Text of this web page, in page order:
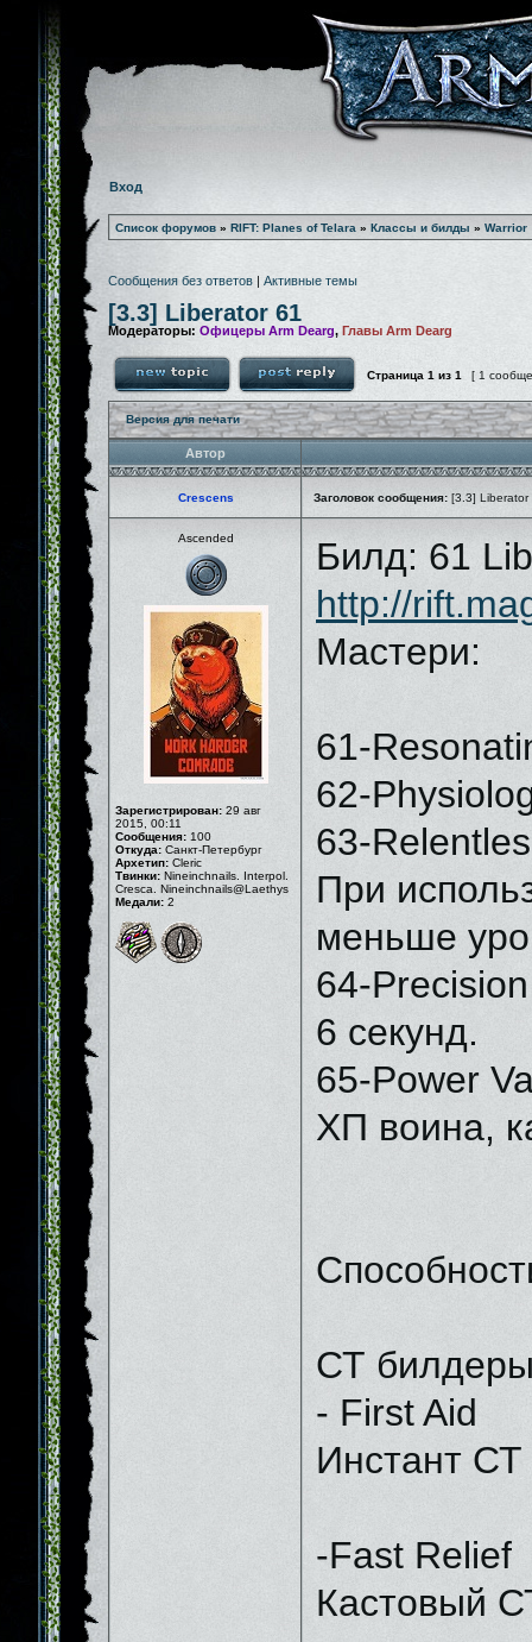
Вход
Список форумов » RIFT: Planes of Telara » Классы и билды » Warrior
Сообщения без ответов | Активные темы
[3.3] Liberator 61
Модераторы: Офицеры Arm Dearg, Главы Arm Dearg
Страница 1 из 1 [ 1
Версия для печати
Автор
Crescens Заголовок сообщения: [3.3] Liberator
Ascended
Зарегистрирован: 29 авг
2015, 00:11
Сообщения: 100
Откуда: Санкт-Петербург
Архетип: Cleric
Твинки: Nineinchnails. Interpol.
Cresca. Nineinchnails@Laethys
Медали: 2
Билд: 61
http://
Мастери:
61-
62-
63-
При
меньше
64-
6 секунд.
65-Power
ХП воина,
СТ
- First Aid
Инстант СТ
-Fast Relief
Кастовый